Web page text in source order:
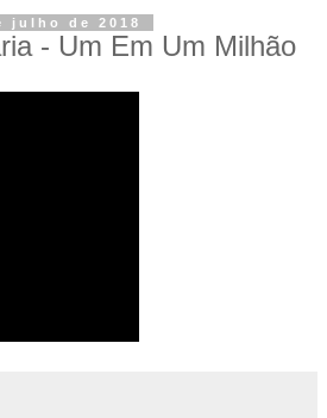
julho de 2018
- Um Em Um Milhão